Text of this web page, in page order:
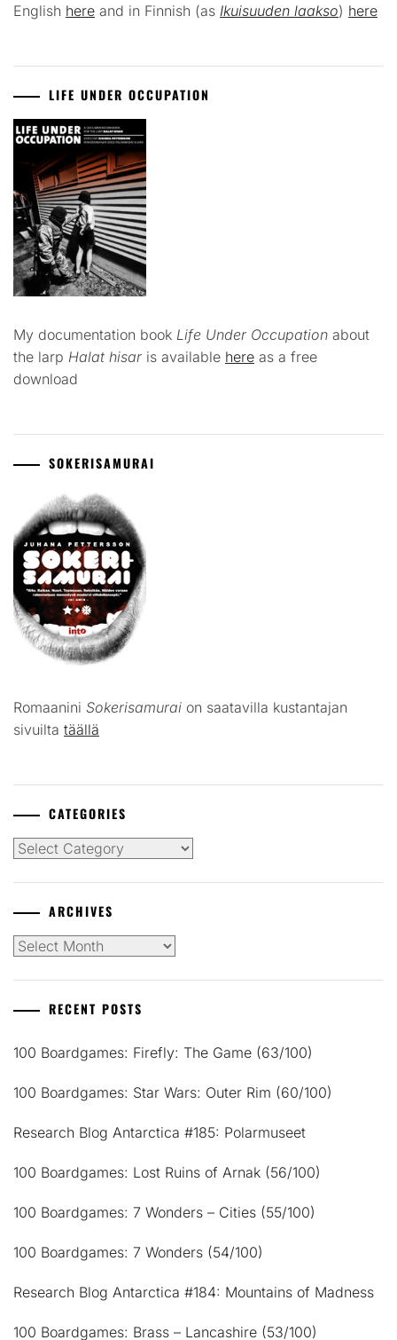
English here and in Finnish (as Ikuisuuden laakso) here
LIFE UNDER OCCUPATION
My documentation book Life Under Occupation about
the larp Halat hisar is available here as a free
download
SOKERISAMURAI
Romaanini Sokerisamurai on saatavilla kustantajan
sivuilta täällä
CATEGORIES
Categories
ARCHIVES
Archives
RECENT POSTS
100 Boardgames: Firefly: The Game (63/100)
100 Boardgames: Star Wars: Outer Rim (60/100)
Research Blog Antarctica #185: Polarmuseet
100 Boardgames: Lost Ruins of Arnak (56/100)
100 Boardgames: 7 Wonders – Cities (55/100)
100 Boardgames: 7 Wonders (54/100)
Research Blog Antarctica #184: Mountains of Madness
100 Boardgames: Brass – Lancashire (53/100)